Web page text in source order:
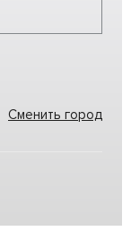
Сменить город